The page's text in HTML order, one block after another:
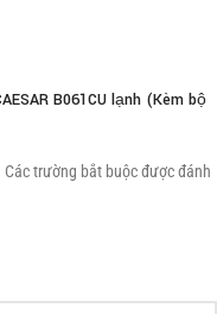
B061CU lạnh (Kèm bộ
Các trường bắt buộc được đánh